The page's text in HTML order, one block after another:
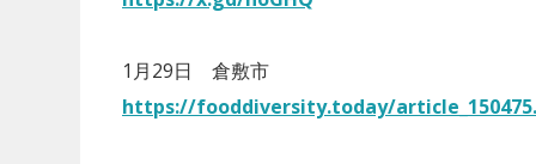
1月29日 倉敷市
https://fooddiversity.today/